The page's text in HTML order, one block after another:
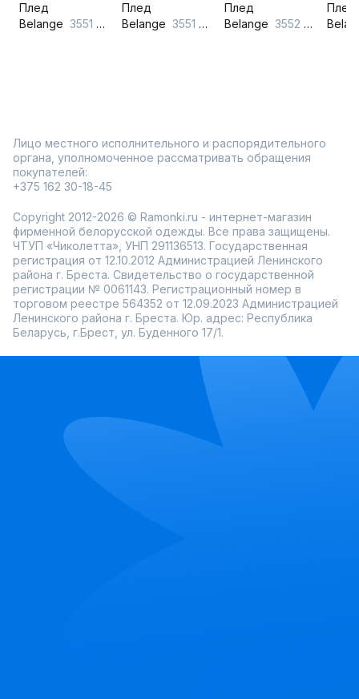
Плед
Belange 3551 горчичный
Плед
Belange 3551 зеленый
Плед
Belange 3552 серый
Плед
Лицо местного исполнительного и распорядительного
органа, уполномоченное рассматривать обращения
покупателей:
+375 162 30-18-45
Copyright 2012-2026 © Ramonki.ru - интернет-магазин
фирменной белорусской одежды. Все права защищены.
ЧТУП «Чиколетта», УНП 291136513. Государственная
регистрация от 12.10.2012 Администрацией Ленинского
района г. Бреста. Свидетельство о государственной
регистрации № 0061143. Регистрационный номер в
торговом реестре 564352 от 12.09.2023 Администрацией
Ленинского района г. Бреста. Юр. адрес: Республика
Беларусь, г.Брест, ул. Буденного 17/1.